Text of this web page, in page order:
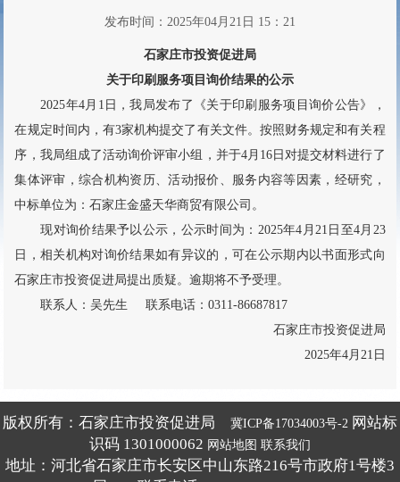
发布时间：2025年04月21日 15：21
石家庄市投资促进局
关于印刷服务项目询价结果的公示
2025年4月1日，我局发布了《关于印刷服务项目询价公告》，
在规定时间内，有3家机构提交了有关文件。按照财务规定和有关程
序，我局组成了活动询价评审小组，并于4月16日对提交材料进行了
集体评审，综合机构资历、活动报价、服务内容等因素，经研究，
中标单位为：石家庄金盛天华商贸有限公司。
现对询价结果予以公示，公示时间为：2025年4月21日至4月23
日，相关机构对询价结果如有异议的，可在公示期内以书面形式向
石家庄市投资促进局提出质疑。逾期将不予受理。
联系人：吴先生 联系电话：0311-86687817
石家庄市投资促进局
2025年4月21日
版权所有：石家庄市投资促进局 冀ICP备17034003号-2 网站标
识码 1301000062 网站地图 联系我们
地址：河北省石家庄市长安区中山东路216号市政府1号楼3